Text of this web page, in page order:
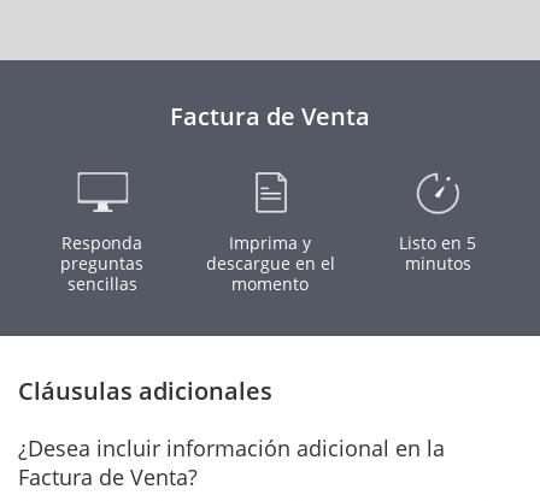
Factura de Venta
Responda
preguntas
sencillas
Imprima y
descargue en el
momento
Listo en 5
minutos
Cláusulas adicionales
¿Desea incluir información adicional en la
Factura de Venta?